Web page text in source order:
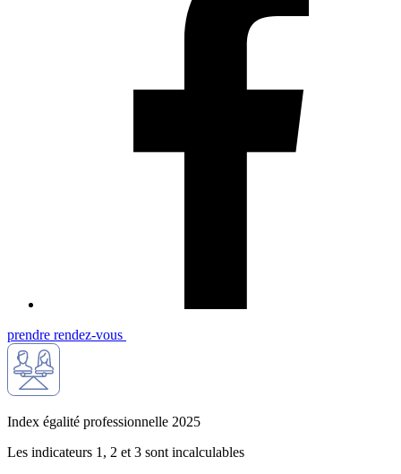
prendre rendez-vous
Index égalité professionnelle 2025
Les indicateurs 1, 2 et 3 sont incalculables